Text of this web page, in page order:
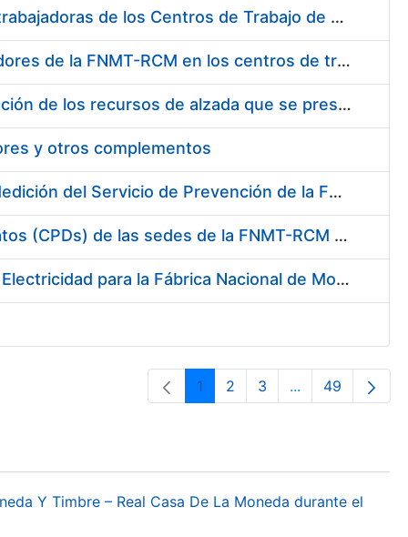
Suministro de Protectores Auditivos a medida para las personas trabajadoras de los Centros de Trabajo de Madrid y Burgos
Suministro de gafas graduadas antiproyecciones para los trabajadores de la FNMT-RCM en los centros de trabajo de Madrid y Burgos
Servicios de una empresa externa para el asesoramiento y resolución de los recursos de alzada que se presentan relacionados con procesos de selección para la FNMT-RCM
y otros complementos
Servicio de Calibración y Verificación Externa de los Equipos de Medición del Servicio de Prevención de la FNMT-RCM
Conexión mediante Fibra Óptica de los Centros de Proceso de Datos (CPDs) de las sedes de la FNMT-RCM de Burgos y Madrid
Contratación de acuerdo marco para el Suministro de Material de Electricidad para la Fábrica Nacional de Moneda y Timbre-Real Casa de la Moneda en su centro de trabajo de Burgos
Página
1 Página
2 Página
3 ...PáginasPágina
49
Y Timbre – Real Casa De La Moneda durante el